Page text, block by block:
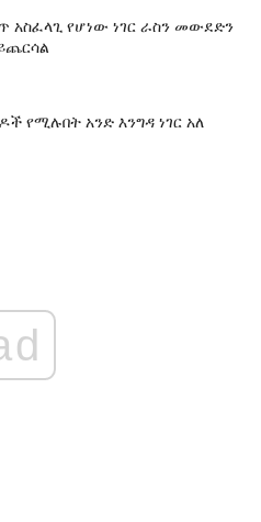
አስፈላጊ የሆነው ነገር ራስን መውደድን
የሚሉበት አንድ እንግዳ ነገር አለ